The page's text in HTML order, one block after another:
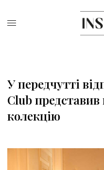
У передчутті
Club
колекцію